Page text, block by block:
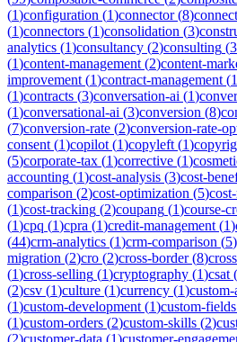
(1)configuration (1)connector(8)
(1)connectors (1)consolidation (3)
analytics (1)consultancy (2)consulting (3
(1)content-management (2)content-
improvement (1)contract-management (1
(1)contracts (3)conversation-ai (1)
(1)conversational-ai (3)conversion (8)
(7)conversion-rate (2)conversion-rate-
consent (1)copilot (1)copyleft (1)
(5)corporate-tax (1)corrective (1)
accounting (1)cost-analysis (3)cost-
comparison (2)cost-optimization (5)
(1)cost-tracking (2)coupang (1)course-
(1)cpq (1)cpra (1)credit-management (1)
(44)crm-analytics (1)crm-comparison (5)
migration (2)cro (2)cross-border(8)
(1)cross-selling (1)cryptography (1)csat (
(2)csv (1)culture (1)currency (1)custom-
(1)custom-development (1)custom-fields
(1)custom-orders (2)custom-skills (2)
(2)customer-data (1)customer-